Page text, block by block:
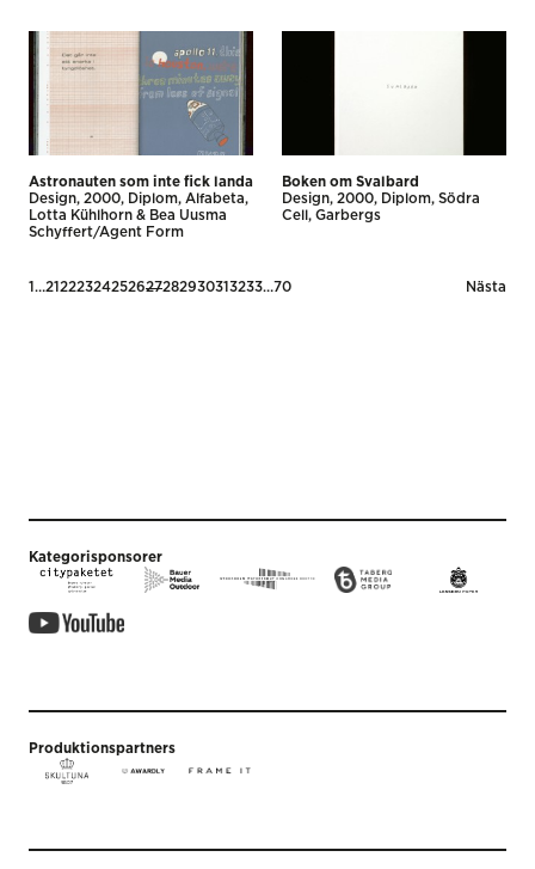
Astronauten som inte fick landa
Design 2000 Diplom
Alfabeta
Lotta Kühlhorn & Bea Uusma
Schyffert/Agent Form
Boken om Svalbard
Design 2000 Diplom Södra
Cell
Garbergs
Posts
1 …21 22232425262728293031 3233…70 Nästa
Kategorisponsorer
Produktionspartners